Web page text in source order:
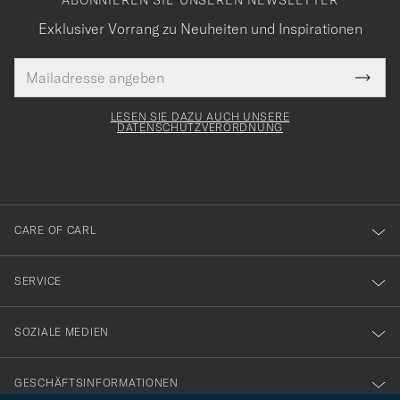
Exklusiver Vorrang zu Neuheiten und Inspirationen
Mail
Adresse
Tack
för
dig
till
vårt
nyhetsbrev!
LESEN SIE DAZU AUCH UNSERE
DATENSCHUTZVERORDNUNG
CARE OF CARL
SERVICE
SOZIALE MEDIEN
GESCHÄFTSINFORMATIONEN